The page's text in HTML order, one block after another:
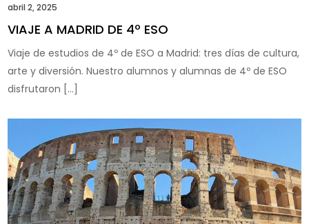
abril 2, 2025
VIAJE A MADRID DE 4º ESO
Viaje de estudios de 4º de ESO a Madrid: tres días de cultura,
arte y diversión. Nuestro alumnos y alumnas de 4º de ESO
disfrutaron […]